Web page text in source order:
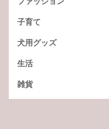
子育て
犬用グッズ
生活
雑貨